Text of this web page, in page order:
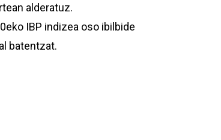
alderatuz.
IBP indizea oso ibilbide
batentzat.